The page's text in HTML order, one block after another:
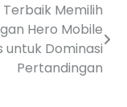
Memilih
Hero Mobile
untuk Dominasi
Pertandingan